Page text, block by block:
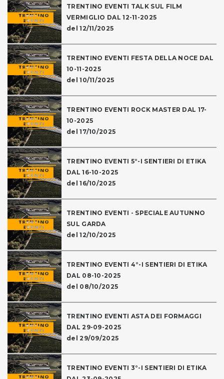
TRENTINO EVENTI TALK SUL FILM
VERMIGLIO DAL 12-11-2025
del 12/11/2025
TRENTINO EVENTI FESTA DELLA NOCE DAL
10-11-2025
del 10/11/2025
TRENTINO EVENTI ROCK MASTER DAL 17-
10-2025
del 17/10/2025
TRENTINO EVENTI 5°-I SENTIERI DI ETIKA
DAL 16-10-2025
del 16/10/2025
TRENTINO EVENTI - SPECIALE AUTUNNO
SUL GARDA
del 12/10/2025
TRENTINO EVENTI 4°-I SENTIERI DI ETIKA
DAL 08-10-2025
del 08/10/2025
TRENTINO EVENTI ASTA DEI FORMAGGI
DAL 29-09-2025
del 29/09/2025
TRENTINO EVENTI 3°-I SENTIERI DI ETIKA